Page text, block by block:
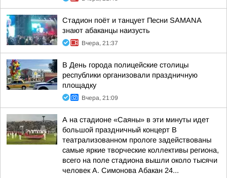
Стадион поёт и танцует Песни SAMANA
знают абаканцы наизусть
Вчера, 21:37
В День города полицейские столицы
республики организовали праздничную
площадку
Вчера, 21:09
А на стадионе «Саяны» в эти минуты идет
большой праздничный концерт В
театрализованном прологе задействованы
самые яркие творческие коллективы региона,
всего на поле стадиона вышли около тысячи
человек А. Симонова Абакан 24...